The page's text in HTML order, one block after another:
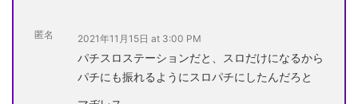
匿名 2021年11月15日 at 3:00 PM
パチスロステーションだと、スロだけになるから
パチにも振れるようにスロパチにしたんだろと